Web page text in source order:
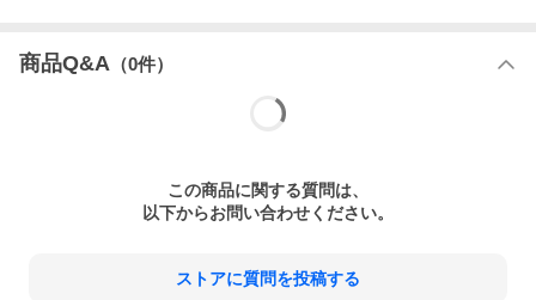
商品Q&A （0件）
この商品に関する質問は、
以下からお問い合わせください。
ストアに質問を投稿する